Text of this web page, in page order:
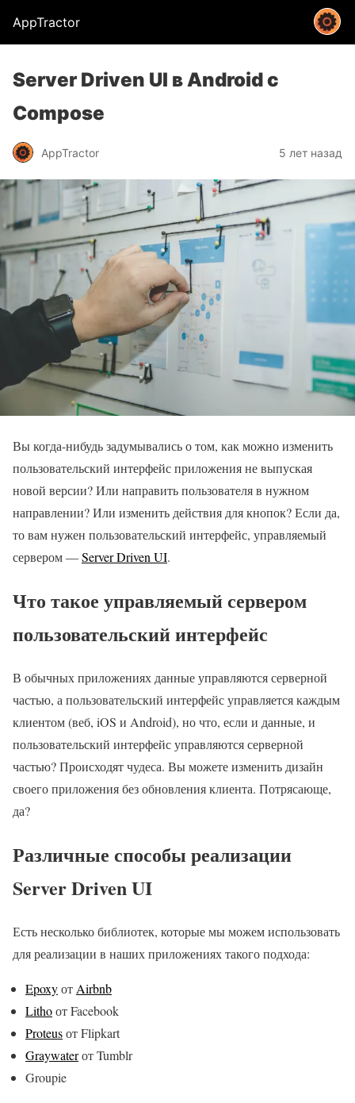
AppTractor
Server Driven UI в Android с
Compose
AppTractor 5 лет назад
Вы когда-нибудь задумывались о том, как можно изменить
пользовательский интерфейс приложения не выпуская
новой версии? Или направить пользователя в нужном
направлении? Или изменить действия для кнопок? Если да,
то вам нужен пользовательский интерфейс, управляемый
сервером —Server Driven UI.
Что такое управляемый сервером
пользовательский интерфейс
В обычных приложениях данные управляются серверной
частью, а пользовательский интерфейс управляется каждым
клиентом (веб, iOS и Android), но что, если и данные, и
пользовательский интерфейс управляются серверной
частью? Происходят чудеса. Вы можете изменить дизайн
своего приложения без обновления клиента. Потрясающе,
да?
Различные способы реализации
Server Driven UI
Есть несколько библиотек, которые мы можем использовать
для реализации в наших приложениях такого подхода:
Epoxyот Airbnb
Lithoот Facebook
Proteusот Flipkart
Graywaterот Tumblr
Groupie